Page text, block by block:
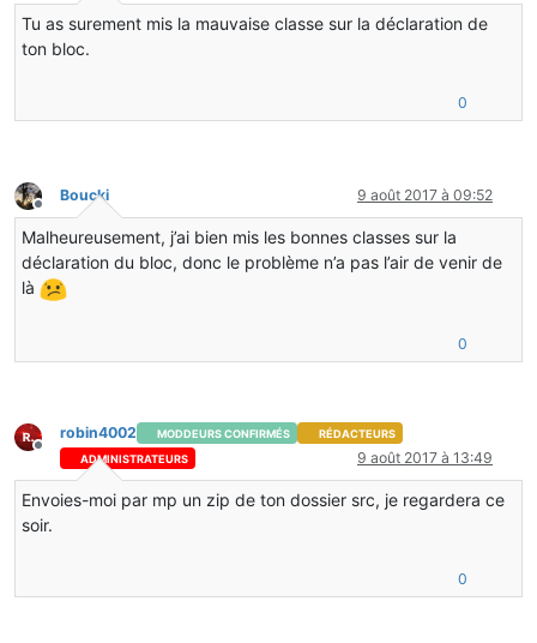
}
@Override
return true;
{
}
return ClientProxy.renderTesr;
}
}
Tu as surement mis la mauvaise classe sur la déclaration de
ton bloc.
0
Hors-ligne
Boucki 9 août 2017 à 09:52
Malheureusement, j’ai bien mis les bonnes classes sur la
déclaration du bloc, donc le problème n’a pas l’air de venir de
là
0
Hors-ligne
robin4002 MODDEURS CONFIRMÉS
RÉDACTEURS
ADMINISTRATEURS
9 août 2017 à 13:49
Envoies-moi par mp un zip de ton dossier src, je regardera ce
soir.
0